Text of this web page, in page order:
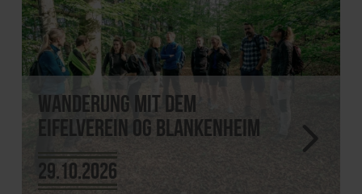
Wanderung mit dem
Eifelverein OG Blankenheim
29.10.2026